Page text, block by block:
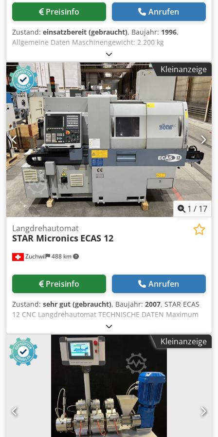
Preisinfo Anrufen
Zustand: einsatzbereit (gebraucht), Baujahr: 1996,
Allgemeine Daten Maschinengewicht: 2.200 kg
Maschinenhöhe: 1.700 mm Maschinentiefe: 1.200 mm
Abmessungen Maschinenlänge: 2.200 mm Diese 3-Achsen-
Drehmaschine Star SR 20 R III wurde 1996 gefertigt. Sie
verfügt über einen maximalen Drehdurchmesser von 20
mm, Spindeldrehzahlen bis zu 8.000 U/min und eine
Eilganggeschwindigkeit von 35 m/min. Ideal für
Präzisionsdrehbearbeitung ist sie mit sechs festen
Drehtool-Stationen und fünf radial angetriebenen
Werkzeugstationen ausgestattet. Wenn Sie hochwertige
Drehbearbeitungsmöglichkeiten suchen, empfehlen wir
die bei uns zum Verkauf stehende Star SR 20 R III.
Kontaktieren Sie uns für weitere Informationen. Dksdpfx
Asx D Dwfslasr Anwendungsarten Drehen
Kleinanzeige
1 / 17
Zuchwil 488 km
Langdrehautomat
STAR Micronics ECAS 12
Preisinfo Anrufen
Zustand: sehr gut (gebraucht), Baujahr: 2007, STAR ECAS
12 CNC Langdrehautomat TECHNISCHE DATEN Maximum
machining diameter: 13 mm Max. headstock stroke: 205
mm Maximum drilling capability: Stationary tool: 10 mm
Power driven tool: 8 mm Maximum tapping capability:
Stationary tool: M8 x P 1.25 Power driven tool: M6 X P1.0
Maximum milling capability: 10 mm Maximum die cutting
capability: M8 x P1.25 Maximum slotting capability: 1.5 x 4
mm Feed rate: Z1, X1, Y1, Z2, X2, Z3, X3, Y3: 18’000 mm/min
Dsdpfx Aewf Aclolaekr C1, C2: 194’400°/min Maximum
turning feed rate: Z1, X1, Y1, Z2, X2, Z3, X3, Y3: 18’000
mm/min C1, C2: 194’400°/min Minimum input increment:
X1, X2, X3: 0.001 mm Z1, Z2, Z3, Y1, Y3: 0.001 mm C1, C2:
Kleinanzeige